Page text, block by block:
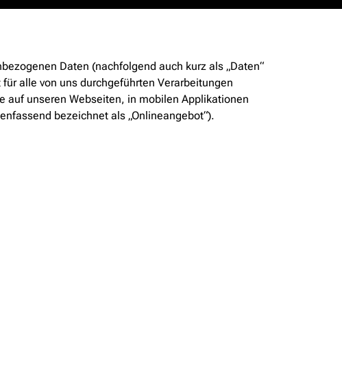
Daten (nachfolgend auch kurz als „Daten“
alle von uns durchgeführten Verarbeitungen
auf unseren Webseiten, in mobilen Applikationen
bezeichnet als „Onlineangebot“).